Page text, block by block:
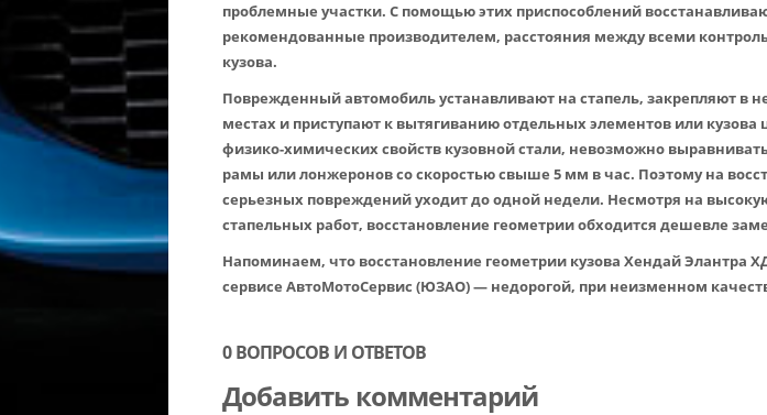
проблемные участки. С помощью этих приспособлений
рекомендованные производителем, расстояния между всеми
кузова.
Поврежденный автомобиль устанавливают на стапель, закрепляют в
местах и приступают к вытягиванию отдельных элементов или кузова
физико-химических свойств кузовной стали, невозможно
рамы или лонжеронов со скоростью свыше 5 мм в час. Поэтому на
серьезных повреждений уходит до одной недели. Несмотря на
стапельных работ, восстановление геометрии обходится дешевле
Напоминаем, что восстановление геометрии кузова Хендай Элантра
сервисе АвтоМотоСервис (ЮЗАО) — недорогой, при неизменном
0 ВОПРОСОВ И ОТВЕТОВ
Добавить комментарий